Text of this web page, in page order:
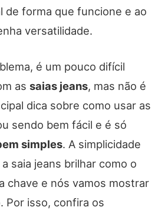
de forma que funcione e ao
versatilidade.
é um pouco difícil
as saias jeans, mas não é
dica sobre como usar as
sendo bem fácil e é só
simples. A simplicidade
saia jeans brilhar como o
chave e nós vamos mostrar
Por isso, confira os